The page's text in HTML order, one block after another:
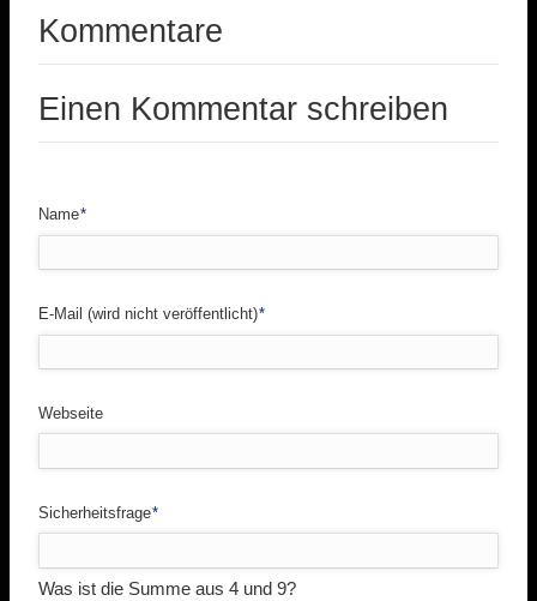
Kommentare
Einen Kommentar schreiben
Pflichtfeld
Name*
Pflichtfeld
E-Mail (wird nicht veröffentlicht)*
Webseite
Pflichtfeld
Sicherheitsfrage*
Was ist die Summe aus 4 und 9?